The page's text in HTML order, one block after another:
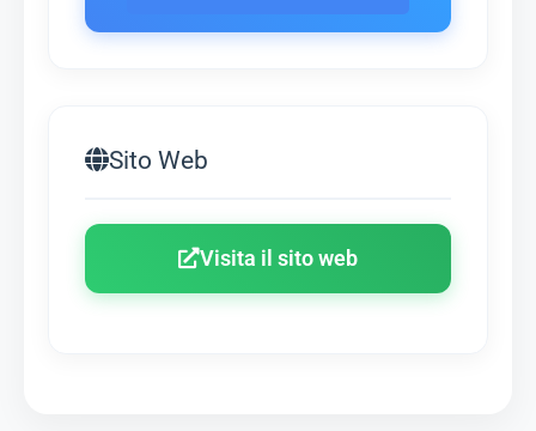
Sito Web
Visita il sito web